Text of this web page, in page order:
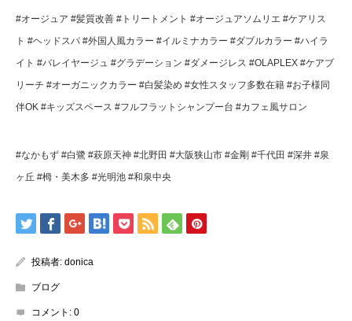
#オージュア #髪質改善 # トリートメント #オージュアソムリエ #ケアリス
ト #ヘッドスパ #外国人風カラー #イルミナカラー #ダブルカラー #ハイラ
イト #バレイヤージュ #グラデーション #ダメージレス #OLAPLEX #ケアブ
リーチ #オーガニックカラー #白髪染め #女性スタッフ多数在籍 #お子様同
伴OK #キッズスペース #フルフラットシャンプー台 #カフェ風サロン
#なかもず #白鷺 #萩原天神 #北野田 #大阪狭山市 #金剛 #千代田 #深井 #泉
ヶ丘 #栂・美木多 #光明池 #和泉中央
投稿者: donica
ブログ
コメント: 0